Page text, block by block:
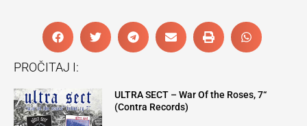
PROČITAJ I:
ULTRA SECT – War Of the Roses, 7“
(Contra Records)